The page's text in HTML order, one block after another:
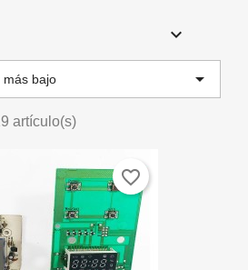

más bajo 
artículo(s)
favorite_border